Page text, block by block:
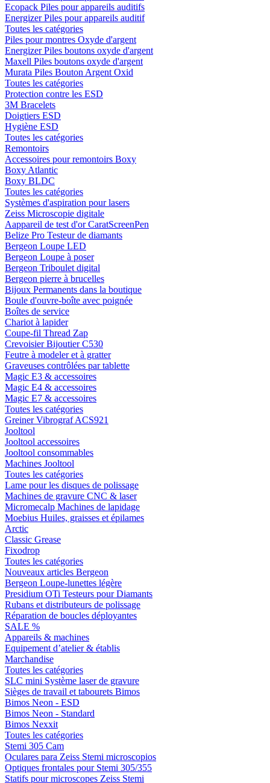
Ecopack Piles pour appareils auditifs
Energizer Piles pour appareils auditif
Toutes les catégories
Piles pour montres Oxyde d'argent
Energizer Piles boutons oxyde d'argent
Maxell Piles boutons oxyde d'argent
Murata Piles Bouton Argent Oxid
Toutes les catégories
Protection contre les ESD
3M Bracelets
Doigtiers ESD
Hygiène ESD
Toutes les catégories
Remontoirs
Accessoires pour remontoirs Boxy
Boxy Atlantic
Boxy BLDC
Toutes les catégories
Systèmes d'aspiration pour lasers
Zeiss Microscopie digitale
Aappareil de test d'or CaratScreenPen
Belize Pro Testeur de diamants
Bergeon Loupe LED
Bergeon Loupe à poser
Bergeon Triboulet digital
Bergeon pierre à brucelles
Bijoux Permanents dans la boutique
Boule d'ouvre-boîte avec poignée
Boîtes de service
Chariot à lapider
Coupe-fil Thread Zap
Crevoisier Bijoutier C530
Feutre à modeler et à gratter
Graveuses contrôlées par tablette
Magic E3 & accessoires
Magic E4 & accessoires
Magic E7 & accessoires
Toutes les catégories
Greiner Vibrograf ACS921
Jooltool
Jooltool accessoires
Jooltool consommables
Machines Jooltool
Toutes les catégories
Lame pour les disques de polissage
Machines de gravure CNC & laser
Micromecalp Machines de lapidage
Moebius Huiles, graisses et épilames
Arctic
Classic Grease
Fixodrop
Toutes les catégories
Nouveaux articles Bergeon
Bergeon Loupe-lunettes légère
Presidium OTi Testeurs pour Diamants
Rubans et distributeurs de polissage
Réparation de boucles déployantes
SALE %
Appareils & machines
Equipement d’atelier & établis
Marchandise
Toutes les catégories
SLC mini Système laser de gravure
Sièges de travail et tabourets Bimos
Bimos Neon - ESD
Bimos Neon - Standard
Bimos Nexxit
Toutes les catégories
Stemi 305 Cam
Oculares para Zeiss Stemi microscopios
Optiques frontales pour Stemi 305/355
Statifs pour microscopes Zeiss Stemi